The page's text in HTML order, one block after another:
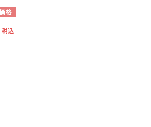
格
税込